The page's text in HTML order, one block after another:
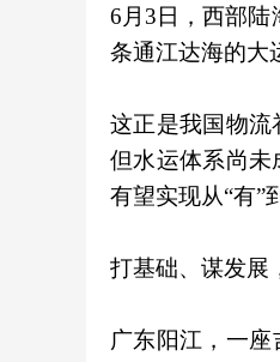
6月3日，西部陆
条通江达海的大
这正是我国物流
但水运体系尚未
有望实现从“有”
打基础、谋发展
广东阳江，一